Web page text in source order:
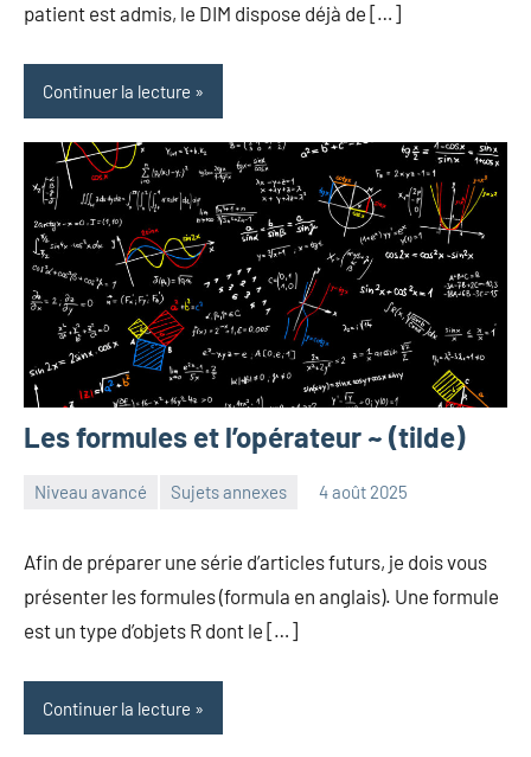
patient est admis, le DIM dispose déjà de […]
Continuer la lecture
Les formules et l’opérateur ~ (tilde)
Niveau avancé Sujets annexes 4 août 2025
Afin de préparer une série d’articles futurs, je dois vous
présenter les formules (formula en anglais). Une formule
est un type d’objets R dont le […]
Continuer la lecture